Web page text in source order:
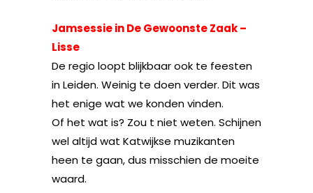
Jamsessie in De Gewoonste Zaak –
Lisse
De regio loopt blijkbaar ook te feesten
in Leiden. Weinig te doen verder. Dit was
het enige wat we konden vinden.
Of het wat is? Zou t niet weten. Schijnen
wel altijd wat Katwijkse muzikanten
heen te gaan, dus misschien de moeite
waard.